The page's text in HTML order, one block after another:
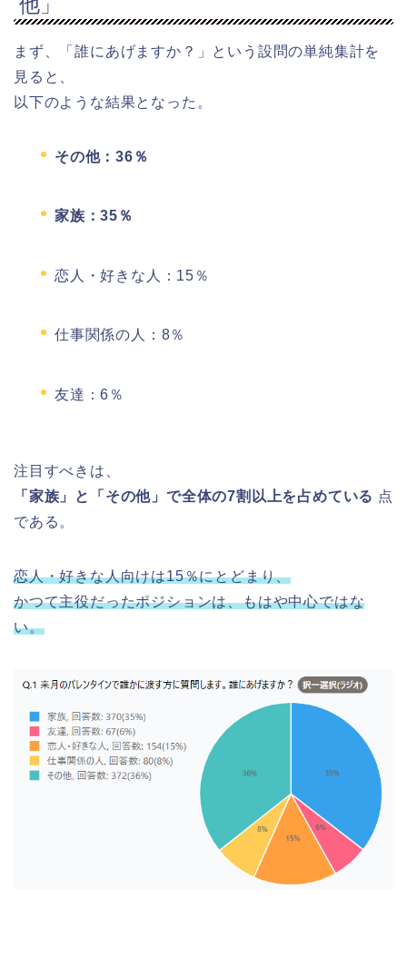
まず、「誰にあげますか？」という設問の単純集計を
見ると、
以下のような結果となった。
その他：36％
家族：35％
恋人・好きな人：15％
仕事関係の人：8％
友達：6％
注目すべきは、
「家族」と「その他」で全体の7割以上を占めている 点
である。
恋人・好きな人向けは15％にとどまり、
かつて主役だったポジションは、もはや中心ではな
い。